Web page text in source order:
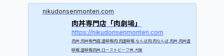
nikudonsenmonten.com
肉丼専門店「肉劇場」
https://nikudonsenmonten.com
肉丼,肉丼専門店,道頓堀肉,肉道頓堀,なんば肉,肉なんば,肉丼,肉丼道
頓堀,道頓堀肉丼,ローストビーフ丼,大阪